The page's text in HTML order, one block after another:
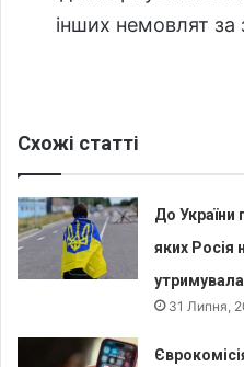
інших немовлят за
Схожі статті
До України
яких Росія
31 Липня,